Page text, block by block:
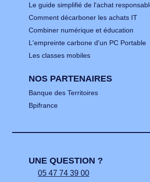
Le guide simplifié de l'achat
Comment décarboner les achats IT
Combiner numérique et éducation
L'empreinte carbone d'un PC Portable
Les classes mobiles
NOS PARTENAIRES
Banque des Territoires
Bpifrance
UNE QUESTION ?
05 47 74 39 00